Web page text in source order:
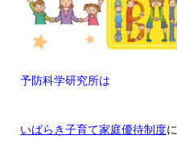
予防科学研究所は
いばらき子育て家庭優待制度に